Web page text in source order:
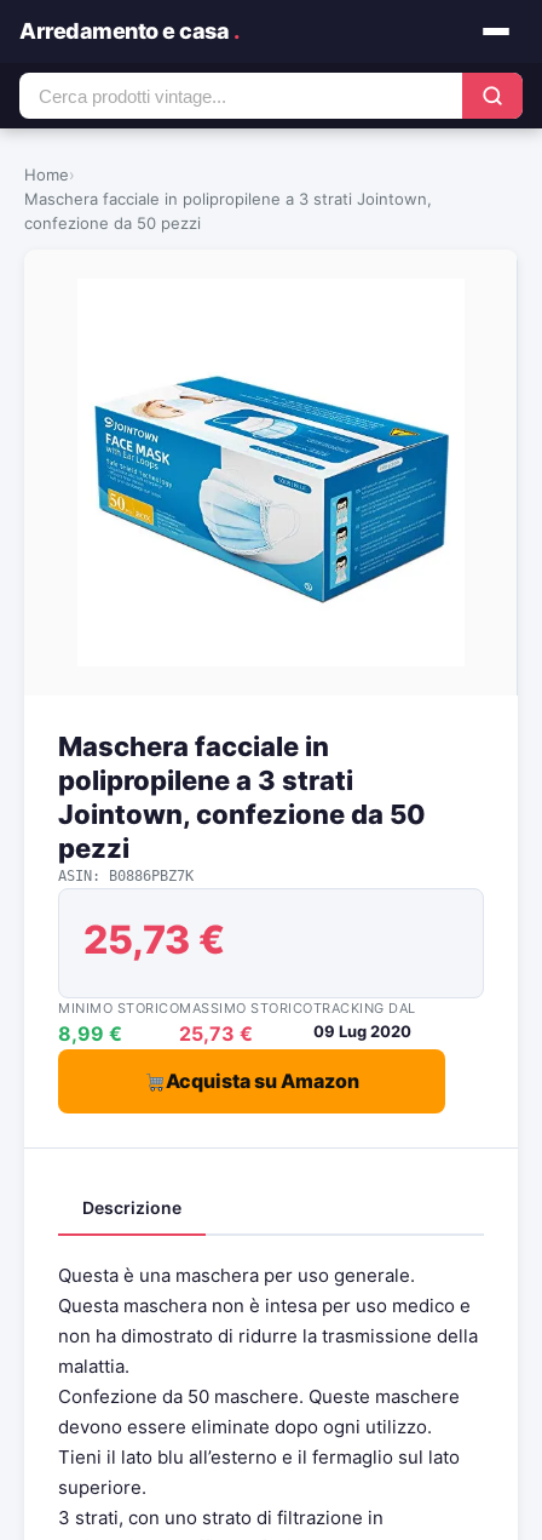
Arredamento e casa .
Home›
Maschera facciale in polipropilene a 3 strati Jointown,
confezione da 50 pezzi
Maschera facciale in
polipropilene a 3 strati
Jointown, confezione da 50
pezzi
ASIN: B0886PBZ7K
25,73 €
MINIMO STORICO
8,99 €
MASSIMO STORICO
25,73 €
TRACKING DAL
09 Lug 2020
Acquista su Amazon
Descrizione
Questa è una maschera per uso generale.
Questa maschera non è intesa per uso medico e
non ha dimostrato di ridurre la trasmissione della
malattia.
Confezione da 50 maschere. Queste maschere
devono essere eliminate dopo ogni utilizzo.
Tieni il lato blu all’esterno e il fermaglio sul lato
superiore.
3 strati, con uno strato di filtrazione in